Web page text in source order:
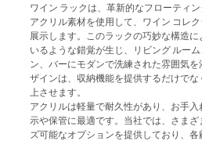
ワイン ラックは、革新的なフローティ
アクリル素材を使用して、ワイン コレ
展示します。このラックの巧妙な構造
いるような錯覚が生じ、リビング ルー
ン、バーにモダンで洗練された雰囲気
ザインは、収納機能を提供するだけで
上させます。
アクリルは軽量で耐久性があり、お手
示や保管に最適です。当社では、さま
ズ可能なオプションを提供しており、